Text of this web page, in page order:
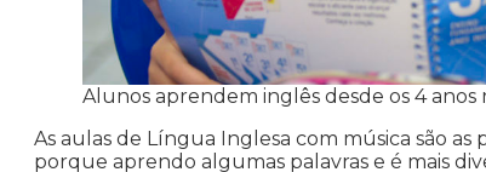
Alunos aprendem inglês desde os 4 anos
As aulas de Língua Inglesa com música são
porque aprendo algumas palavras e é mais